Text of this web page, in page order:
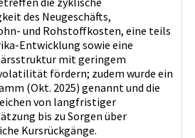
des Neugeschäfts,
und Rohstoffkosten, eine teils
sowie eine
mit geringem
fördern; zudem wurde ein
(Okt. 2025) genannt und die
von langfristiger
bis zu Sorgen über
Kursrückgänge.